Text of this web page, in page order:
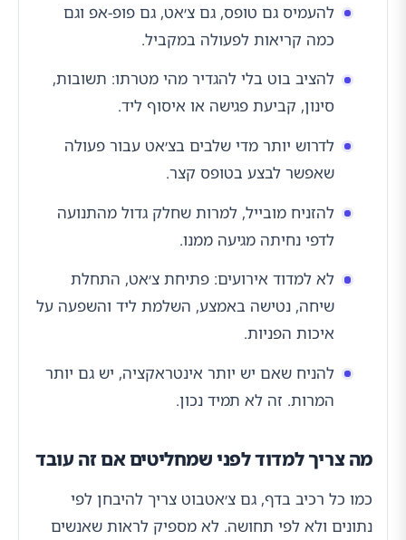
להעמיס גם טופס, גם צ׳אט, גם פופ-אפ וגם
כמה קריאות לפעולה במקביל.
להציב בוט בלי להגדיר מהי מטרתו: תשובות,
סינון, קביעת פגישה או איסוף ליד.
לדרוש יותר מדי שלבים בצ׳אט עבור פעולה
שאפשר לבצע בטופס קצר.
להזניח מובייל, למרות שחלק גדול מהתנועה
לדפי נחיתה מגיעה ממנו.
לא למדוד אירועים: פתיחת צ׳אט, התחלת
שיחה, נטישה באמצע, השלמת ליד והשפעה על
איכות הפניות.
להניח שאם יש יותר אינטראקציה, יש גם יותר
המרות. זה לא תמיד נכון.
מה צריך למדוד לפני שמחליטים אם זה עובד
כמו כל רכיב בדף, גם צ׳אטבוט צריך להיבחן לפי
נתונים ולא לפי תחושה. לא מספיק לראות שאנשים